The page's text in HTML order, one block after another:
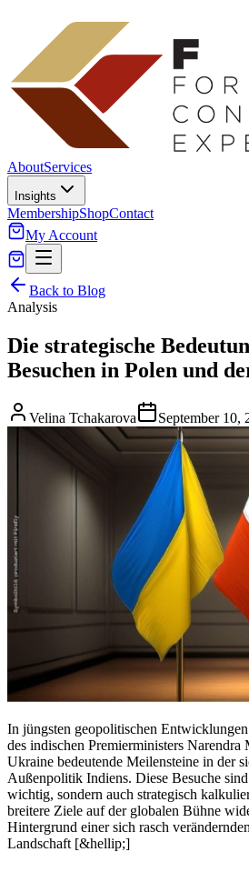
AboutServices
Insights
MembershipShopContact
My Account
Back to Blog
Analysis
Die strategische
Besuchen in Polen und
Velina Tchakarova September 10,
In jüngsten geopolitischen
des indischen Premierministers
Ukraine bedeutende Meilensteine in der
Außenpolitik Indiens. Diese Besuche
wichtig, sondern auch strategisch
breitere Ziele auf der globalen Bühne
Hintergrund einer sich rasch
Landschaft [&hellip;]